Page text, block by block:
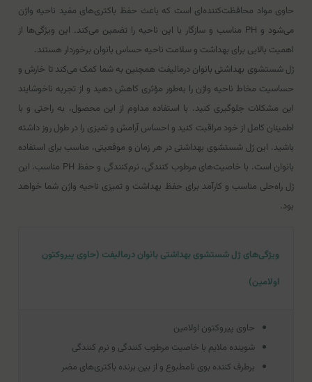
حاوی مواد محافظت‌کننده‌ای است که باعث حفظ باکتری‌های مفید ناحیه واژن
می‌شود و PH مناسب و سازگار با این ناحیه را تضمین می‌کند. این ویژگی‌ها از
اهمیت بالایی برای بهداشت و سلامت ناحیه حساس بانوان برخوردار هستند.
ژل شستشوی بهداشتی بانوان درمالیفت همچنین به شما کمک می‌کند تا خارش و
حساسیت مخاط ناحیه واژن را به‌طور مؤثری کاهش دهید و از تجربه‌ ناخوشایند
این مشکلات جلوگیری کنید. با استفاده مداوم از این محصول، به راحتی و با
اطمینان کامل از خود مراقبت کنید و احساس آرامش و تمیزی را در طول روز داشته
باشید. این ژل شستشوی بهداشتی در هر زمان و موقعیتی، مناسب برای استفاده
بانوان است. با خاصیت‌های مرطوب کنندگی، نرم‌کنندگی و حفظ PH مناسب، این
ژل راه‌حلی مناسب و کارآمد برای حفظ بهداشت و تمیزی ناحیه واژن شما خواهد
بود.
ویژگی‌های ژل شستشوی بهداشتی بانوان درمالیفت (حاوی پیروکتون
اولامین)
حاوی پیروکتون اولامین
شوینده ملایم با خاصیت مرطوب کنندگی و نرم کنندگی
برطرف کننده بوی نامطبوع و از بین برنده باکتری‌‌های مضر